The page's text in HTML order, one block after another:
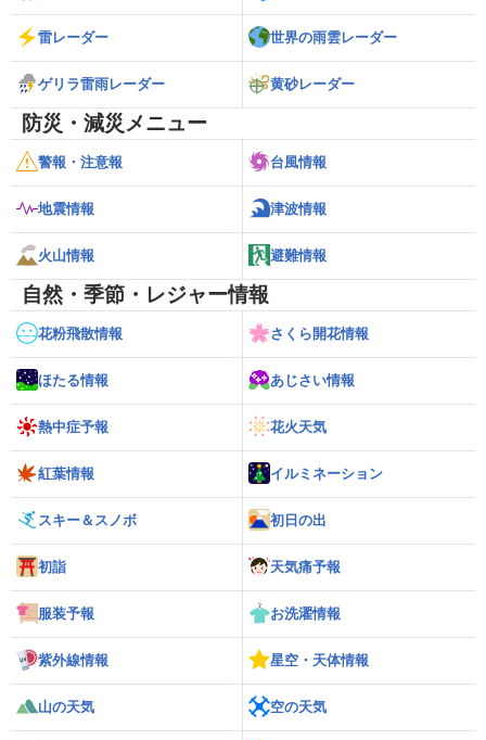
雷レーダー 世界の雨雲レーダー
ゲリラ雷雨レーダー 黄砂レーダー
防災・減災メニュー
警報・注意報 台風情報
地震情報 津波情報
火山情報 避難情報
自然・季節・レジャー情報
花粉飛散情報 さくら開花情報
ほたる情報 あじさい情報
熱中症予報 花火天気
紅葉情報 イルミネーション
スキー＆スノボ 初日の出
初詣 天気痛予報
服装予報 お洗濯情報
紫外線情報 星空・天体情報
山の天気 空の天気